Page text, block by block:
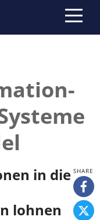
in die
lohnen